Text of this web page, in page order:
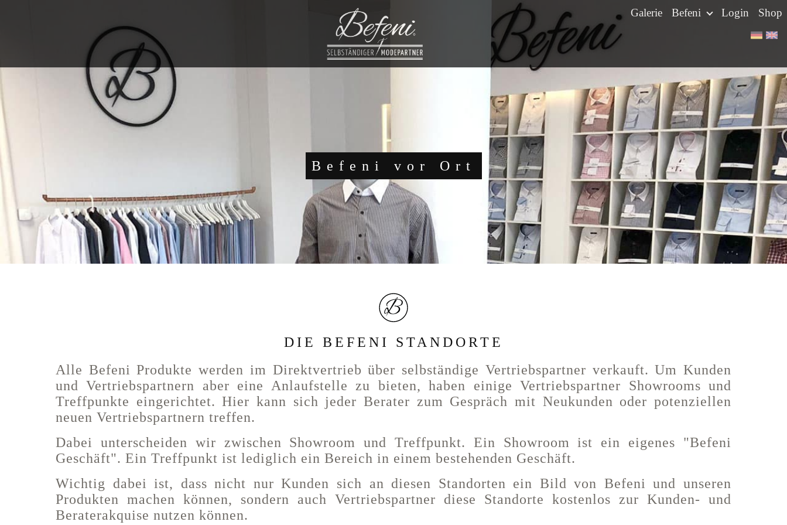
Galerie Befeni Login Shop
Befeni vor Ort
DIE BEFENI STANDORTE
Alle Befeni Produkte werden im Direktvertrieb über selbständige Vertriebspartner verkauft. Um Kunden
und Vertriebspartnern aber eine Anlaufstelle zu bieten, haben einige Vertriebspartner Showrooms und
Treffpunkte eingerichtet. Hier kann sich jeder Berater zum Gespräch mit Neukunden oder potenziellen
neuen Vertriebspartnern treffen.
Dabei unterscheiden wir zwischen Showroom und Treffpunkt. Ein Showroom ist ein eigenes "Befeni
Geschäft". Ein Treffpunkt ist lediglich ein Bereich in einem bestehenden Geschäft.
Wichtig dabei ist, dass nicht nur Kunden sich an diesen Standorten ein Bild von Befeni und unseren
Produkten machen können, sondern auch Vertriebspartner diese Standorte kostenlos zur Kunden- und
Beraterakquise nutzen können.